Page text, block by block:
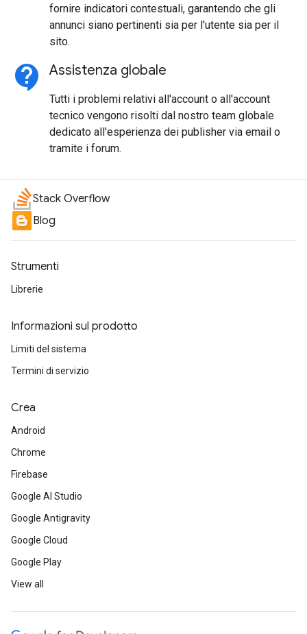
fornire indicatori contestuali, garantendo che gli
annunci siano pertinenti sia per l'utente sia per il
sito.
contact_support Assistenza globale
Tutti i problemi relativi all'account o all'account
tecnico vengono risolti dal nostro team globale
dedicato all'esperienza dei publisher via email o
tramite i forum.
Stack Overflow
Blog
Strumenti
Librerie
Informazioni sul prodotto
Limiti del sistema
Termini di servizio
Crea
Android
Chrome
Firebase
Google AI Studio
Google Antigravity
Google Cloud
Google Play
View all